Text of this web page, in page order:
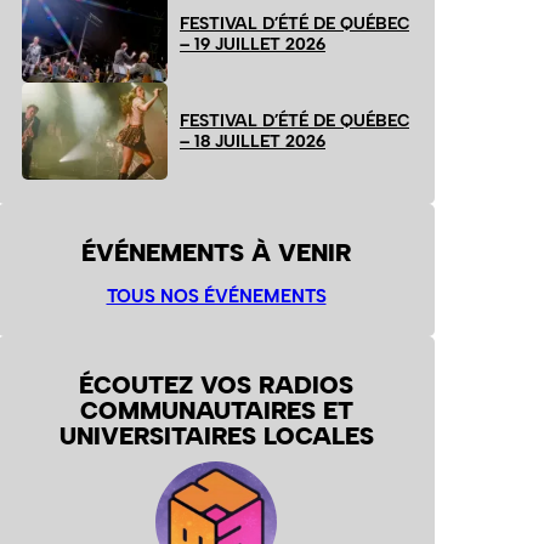
FESTIVAL D’ÉTÉ DE QUÉBEC
– 19 JUILLET 2026
FESTIVAL D’ÉTÉ DE QUÉBEC
– 18 JUILLET 2026
ÉVÉNEMENTS À VENIR
TOUS NOS ÉVÉNEMENTS
ÉCOUTEZ VOS RADIOS
COMMUNAUTAIRES ET
UNIVERSITAIRES LOCALES